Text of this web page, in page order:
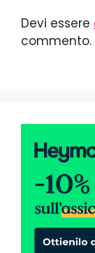
Devi essere
commento.